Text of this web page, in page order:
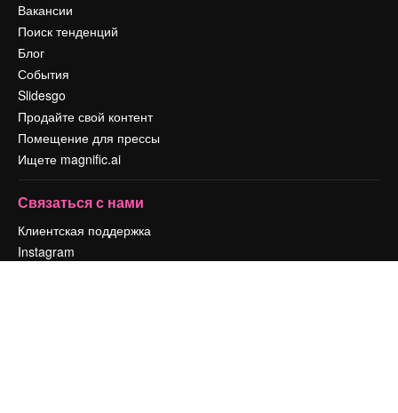
Вакансии
Поиск тенденций
Блог
События
Slidesgo
Продайте свой контент
Помещение для прессы
Ищете magnific.ai
Связаться с нами
Клиентская поддержка
Instagram